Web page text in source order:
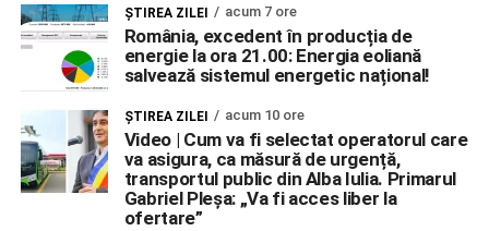
ŞTIREA ZILEI acum 7 ore
România, excedent în producția de
energie la ora 21.00: Energia eoliană
salvează sistemul energetic național!
ŞTIREA ZILEI acum 10 ore
Video | Cum va fi selectat operatorul care
va asigura, ca măsură de urgență,
transportul public din Alba Iulia. Primarul
Gabriel Pleșa: „Va fi acces liber la
ofertare”